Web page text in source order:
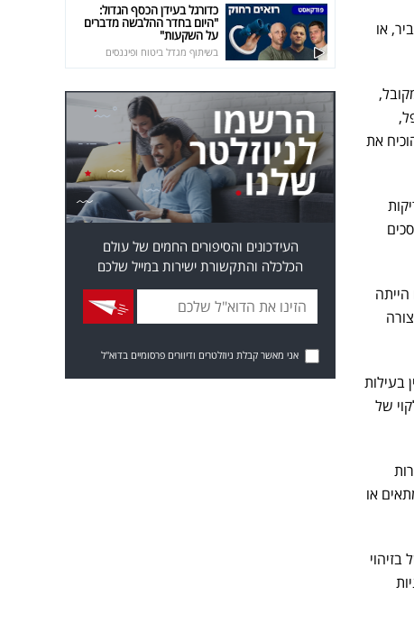
או
את
בעילות
של
או
כדורגל בעידן הכסף הגדול:
"היום בחדר ההלבשה מדברים
על השקעות"
בשיתוף מגדל ביטוח ופיננסים
העידכונים והסיפורים החמים של עולם
הכלכלה והתקשורת ישירות במייל שלכם
אני מאשר קבלת ניוזלטרים ודיוורים פרסומיים בדוא"ל